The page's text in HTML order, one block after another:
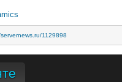
1129898